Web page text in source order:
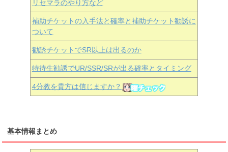
リセマラのやり方など
補助チケットの入手法と確率と補助チケット勧誘に
ついて
勧誘チケットでSR以上は出るのか
特待生勧誘でUR/SSR/SRが出る確率とタイミング
4分教を貴方は信じますか？
基本情報まとめ